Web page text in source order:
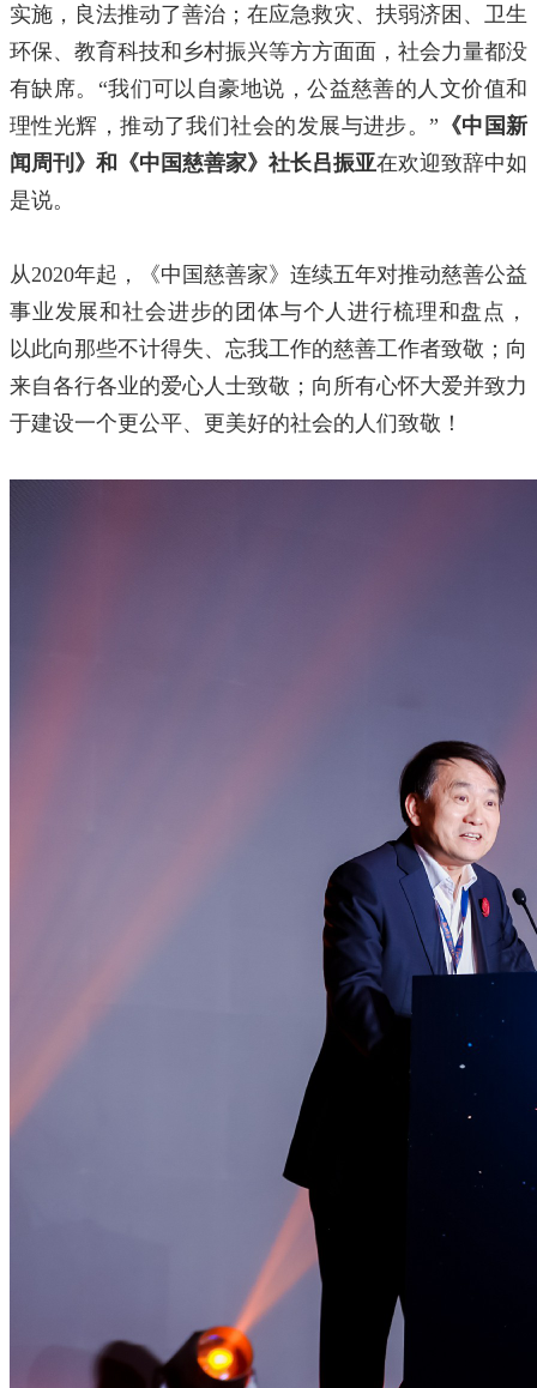
实施，良法推动了善治；在应急救灾、扶弱济困、卫生
环保、教育科技和乡村振兴等方方面面，社会力量都没
有缺席。“我们可以自豪地说，公益慈善的人文价值和
理性光辉，推动了我们社会的发展与进步。” 《中国新
闻周刊》和《中国慈善家》社长吕振亚在欢迎致辞中如
是说。
从2020年起，《中国慈善家》连续五年对推动慈善公益
事业发展和社会进步的团体与个人进行梳理和盘点，
以此向那些不计得失、忘我工作的慈善工作者致敬；向
来自各行各业的爱心人士致敬；向所有心怀大爱并致力
于建设一个更公平、更美好的社会的人们致敬！